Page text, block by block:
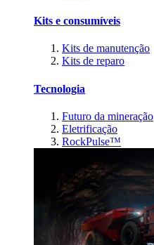
Kits e consumíveis
Kits de manutenção
Kits de reparo
Tecnologia
Futuro da mineração
Eletrificação
RockPulse™